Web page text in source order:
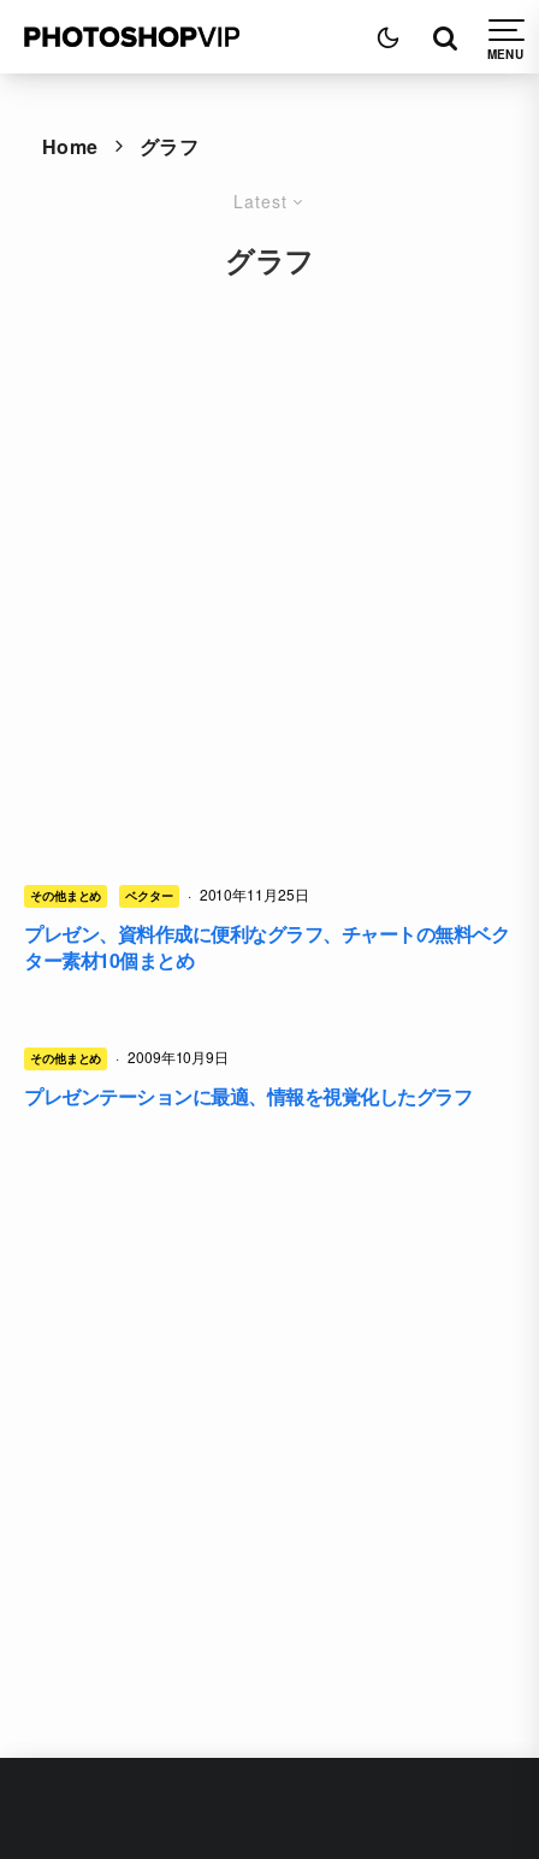
Home グラフ
Latest
グラフ
その他まとめ ベクター · 2010年11月25日
プレゼン、資料作成に便利なグラフ、チャートの無料ベク
ター素材10個まとめ
その他まとめ · 2009年10月9日
プレゼンテーションに最適、情報を視覚化したグラフ